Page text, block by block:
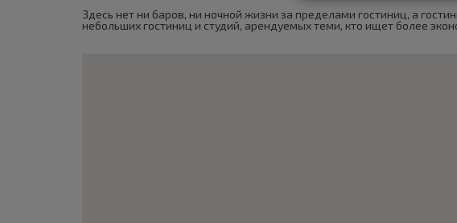
Здесь нет ни баров, ни ночной жизни за пределами гостиниц, а
небольших гостиниц и студий, арендуемых теми, кто ищет более